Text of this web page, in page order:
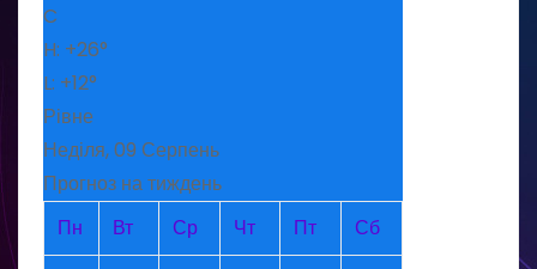
C
H: +26°
L: +12°
Рівне
Неділя, 09 Серпень
Прогноз на тиждень
Пн
Вт Ср Чт Пт Сб